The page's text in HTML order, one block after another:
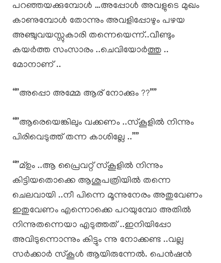
പറഞ്ഞയക്കുമ്പോൾ …അപ്പോൾ അവളുടെ മുഖം
കാണുമ്പോൾ തോന്നും അവളിപ്പോഴും പഴയ
അഞ്ചുവയസ്സുകാരി തന്നെയെന്ന്..വീണ്ടും
കയർത്ത സംസാരം ..ചെവിയോർത്തു ..
മോനാണ് ..
“”അപ്പൊ അമ്മേ ആര് നോക്കും ??””
“”ആരെയെങ്കിലും വക്കണം ..സ്കൂളിൽ നിന്നും
പിരിവെടുത്ത് തന്ന കാശില്ലേ ..””
“”മ്ഉം ..ആ പ്രൈവറ്റ് സ്കൂളിൽ നിന്നും
കിട്ടിയതൊക്കെ ആശുപത്രിയിൽ തന്നെ
ചെലവായി ..നീ പിന്നെ മൂന്നുനേരം അതുവേണം
ഇതുവേണം എന്നൊക്കെ പറയുമ്പോ അതിൽ
നിന്നുതന്നെയാ എടുത്തത് ..ഇനിയിപ്പോ
അവിടുന്നൊന്നും കിട്ടും ന്നു നോക്കണ്ട ..വല്ല
സർക്കാർ സ്കൂൾ ആയിരുന്നേൽ. പെൻഷൻ